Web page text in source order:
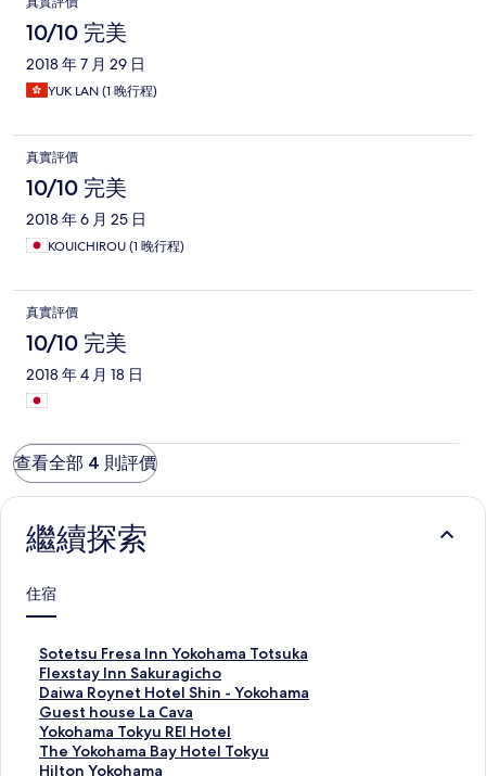
的停車場，然後走路進去。其實，飯店會否提供接駁車載客人進
去？有沒有其他公共交通工具可以到達飯店？這樣，對於一個外
地遊客來說，完全缺乏了這方面的資訊！若早點得悉，可能會考
慮是否訂這飯店？如有其他客人想入住，儘量在白天到，因為天
黑找路很難！這真是一次很難忘的住宿經歷！
10/10 完美
2018 年 7 月 29 日
YUK LAN (1 晚行程)
真實評價
10/10 完美
2018 年 6 月 25 日
KOUICHIROU (1 晚行程)
真實評價
10/10 完美
2018 年 4 月 18 日
查看全部 4 則評價
繼續探索
住宿
Sotetsu Fresa Inn Yokohama Totsuka
此
連
結
會
開
啟
S
Flexstay Inn Sakuragicho
此
連
結
會
開
啟
Daiwa Roynet Hotel Shin - Yokohama
此
連
結
會
開
Guest house La Cava
此
連
結
會
Yokohama Tokyu REI Hotel
此
連
結
The Yokohama Bay Hotel Tokyu
此
連
Hilton Yokohama
此